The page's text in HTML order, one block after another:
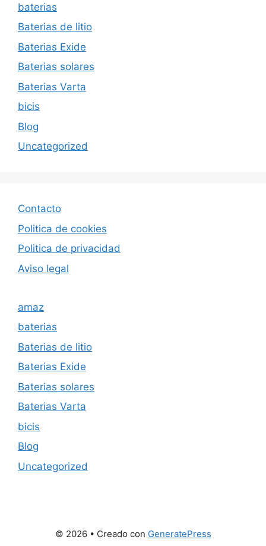
baterias
Baterias de litio
Baterias Exide
Baterias solares
Baterias Varta
bicis
Blog
Uncategorized
Contacto
Politica de cookies
Politica de privacidad
Aviso legal
amaz
baterias
Baterias de litio
Baterias Exide
Baterias solares
Baterias Varta
bicis
Blog
Uncategorized
© 2026 • Creado con GeneratePress